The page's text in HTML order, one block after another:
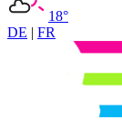
18°
DE | FR